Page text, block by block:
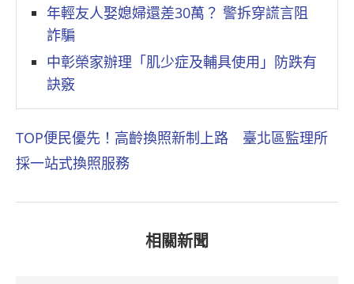
年輕友人娶媳婦還差30萬？ 警拆穿謊言阻
詐騙
中彰榮家辦理「肌少症及輔具使用」防跌有
訣竅
TOP便民優先！高齡換照新制上路 臺北區監理所
採一站式換照服務
相關新聞